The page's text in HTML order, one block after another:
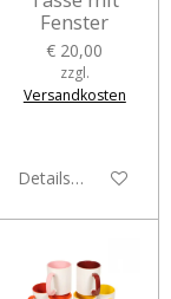
Fenster
€ 20,00
zzgl.
Versandkosten
Details anzeigen